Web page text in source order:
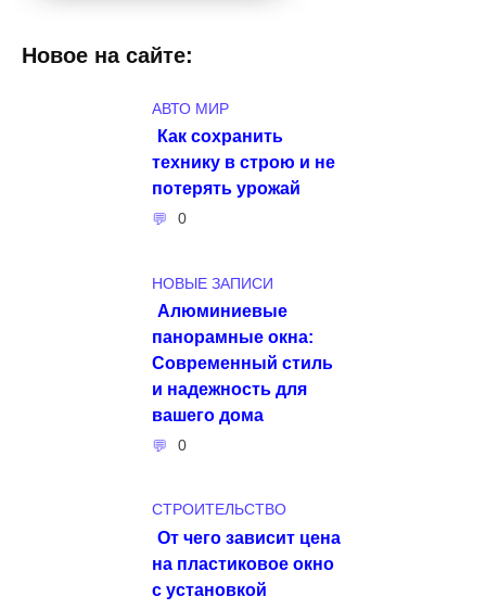
Новое на сайте:
АВТО МИР
Как сохранить
технику в строю и не
потерять урожай
0
НОВЫЕ ЗАПИСИ
Алюминиевые
панорамные окна:
Современный стиль
и надежность для
вашего дома
0
СТРОИТЕЛЬСТВО
От чего зависит цена
на пластиковое окно
с установкой